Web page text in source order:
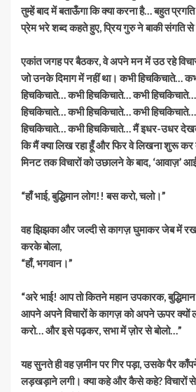
तुम्हें बाद में बताऊँगा कि क्या करना है… बहुत प्रगति
प्रेम भरे शब्द कहते हुए, प्रिय गुरु ने बाकी संगति
एकांत जगह पर बैठकर, वे अपने मन में उठ रहे
जो उनके दिमाग में नहीं था। कभी हिचकिचाते…
हिचकिचाते… कभी हिचकिचाते… कभी
हिचकिचाते… कभी हिचकिचाते… कभी
हिचकिचाते… कभी हिचकिचाते… मैं इधर-उधर
कि मैं क्या लिख रहा हूँ और फिर वे लिखना शुरू
मिनट तक विचारों को उछालने के बाद, ‘आवाज़’
“हाँ भाई, बुद्धिमान लोग!! बस करो, चलो।”
वह झिझका और जल्दी से कागज़ घुमाकर जेब में
करके बोला,
“हाँ, भगवान।”
“अरे भाई! आप तो कितने महान उपकारक,
आपने अपने विचारों के कागज़ को अपने ऊपर क्यों
करो… और इसे पढ़कर, सभा में ज़ोर से बोलो…”
यह सुनते ही वह ज़मीन पर गिर पड़ा, उसके पैर
लड़खड़ाने लगी। क्या कहे और कैसे कहे? विचारों से